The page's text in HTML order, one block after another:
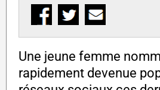
Une jeune femme
rapidement devenue